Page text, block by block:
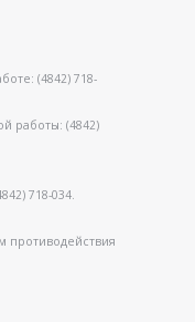
(4842) 718-
работы: (4842)
718-034.
противодействия